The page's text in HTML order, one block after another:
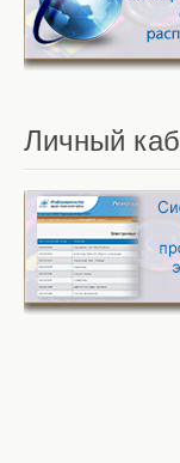
Личный